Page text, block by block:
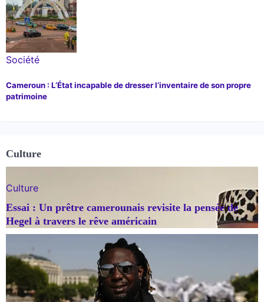
Société
Cameroun : L’État incapable de dresser l’inventaire de son propre
patrimoine
Culture
Culture
Essai : Un prêtre camerounais revisite la pensée de
Hegel à travers le rêve américain